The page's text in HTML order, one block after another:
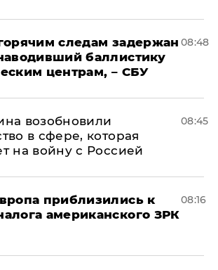
следам задержан
баллистику
центрам, – СБУ
08:48
возобновили
в сфере, которая
на войну с Россией
08:45
приблизились к
американского ЗРК
08:16